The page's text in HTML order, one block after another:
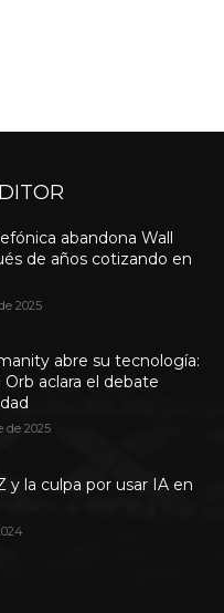
abandona Wall
de años cotizando en
2025
abre su tecnología:
aclara el debate
de 2025
y la culpa por usar IA en